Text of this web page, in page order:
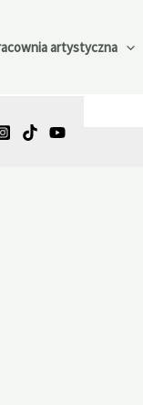
artystyczna